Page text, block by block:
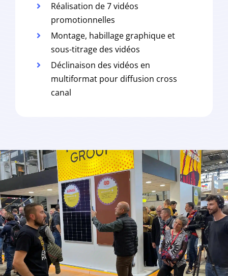
Réalisation de 7 vidéos
promotionnelles
Montage, habillage graphique et
sous-titrage des vidéos
Déclinaison des vidéos en
multiformat pour diffusion cross
canal